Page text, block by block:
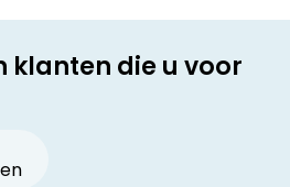
klanten die u voor